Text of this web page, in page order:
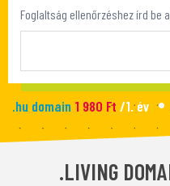
Tömeges domain keresés
Foglaltság ellenőrzéshez írd be
.hu domain 1 980 Ft /1. év
.site domain990 Ft/1. év
Új honlap2 990 Ft/hó
.LIVING